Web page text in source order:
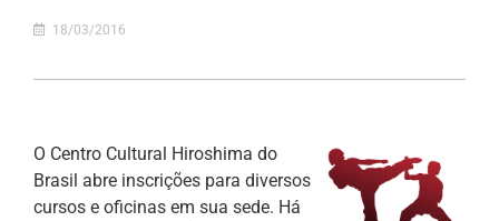
18/03/2016
O Centro Cultural Hiroshima do
Brasil abre inscrições para diversos
cursos e oficinas em sua sede. Há